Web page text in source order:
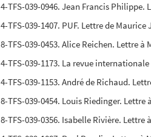
4-TFS-039-0946. Jean Francis
4-TFS-039-1407. PUF. Lettre de
8-TFS-039-0453. Alice Reichen. Lettre
4-TFS-039-1173. La revue
4-TFS-039-1153. André de Richaud.
8-TFS-039-0454. Louis Riedinger.
8-TFS-039-0356. Isabelle Rivière.